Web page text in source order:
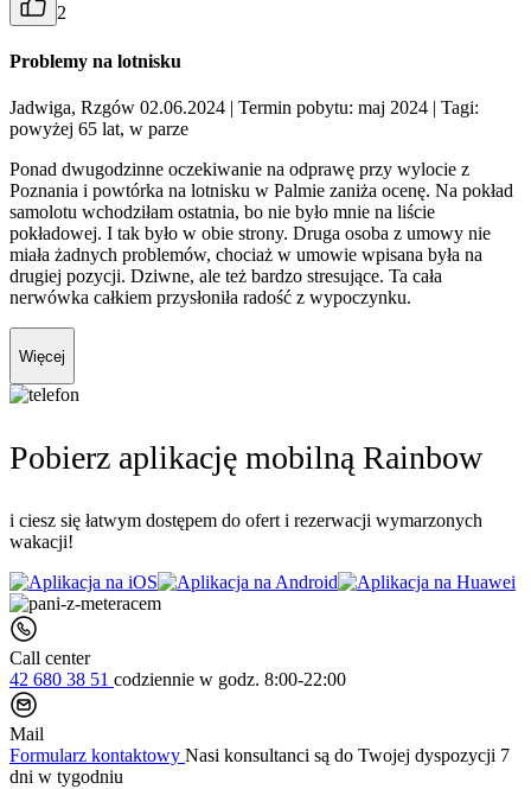
2
Problemy na lotnisku
Jadwiga, Rzgów 02.06.2024 | Termin pobytu: maj 2024 | Tagi:
powyżej 65 lat, w parze
Ponad dwugodzinne oczekiwanie na odprawę przy wylocie z
Poznania i powtórka na lotnisku w Palmie zaniża ocenę. Na pokład
samolotu wchodziłam ostatnia, bo nie było mnie na liście
pokładowej. I tak było w obie strony. Druga osoba z umowy nie
miała żadnych problemów, chociaż w umowie wpisana była na
drugiej pozycji. Dziwne, ale też bardzo stresujące. Ta cała
nerwówka całkiem przysłoniła radość z wypoczynku.
Więcej
Pobierz aplikację mobilną Rainbow
i ciesz się łatwym dostępem do ofert i rezerwacji wymarzonych
wakacji!
Call center
42 680 38 51 codziennie w godz. 8:00-22:00
Mail
Formularz kontaktowy Nasi konsultanci są do Twojej dyspozycji 7
dni w tygodniu